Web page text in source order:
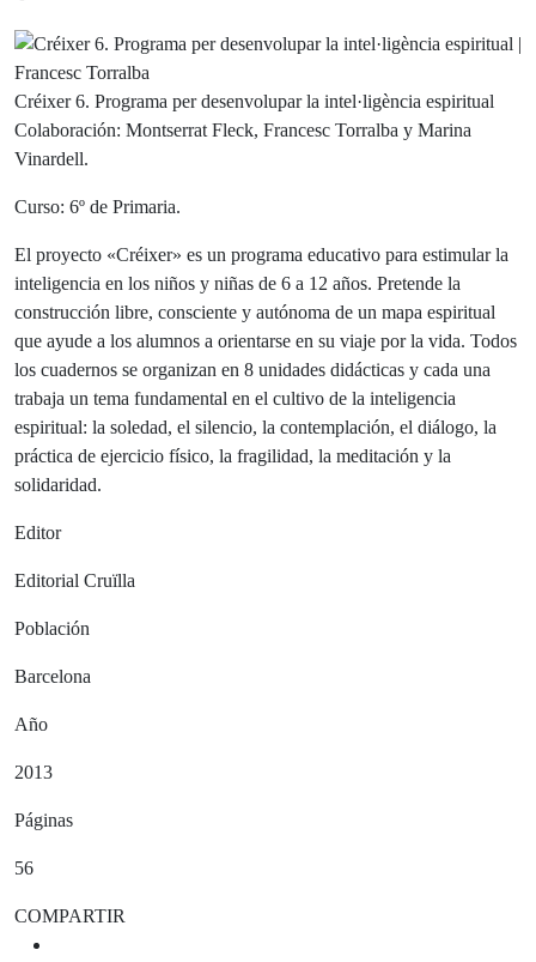
Créixer 6. Programa per desenvolupar la intel·ligència espiritual
Colaboración: Montserrat Fleck, Francesc Torralba y Marina
Vinardell.
Curso: 6º de Primaria.
El proyecto «Créixer» es un programa educativo para estimular la
inteligencia en los niños y niñas de 6 a 12 años. Pretende la
construcción libre, consciente y autónoma de un mapa espiritual
que ayude a los alumnos a orientarse en su viaje por la vida. Todos
los cuadernos se organizan en 8 unidades didácticas y cada una
trabaja un tema fundamental en el cultivo de la inteligencia
espiritual: la soledad, el silencio, la contemplación, el diálogo, la
práctica de ejercicio físico, la fragilidad, la meditación y la
solidaridad.
Editor
Editorial Cruïlla
Población
Barcelona
Año
2013
Páginas
56
COMPARTIR